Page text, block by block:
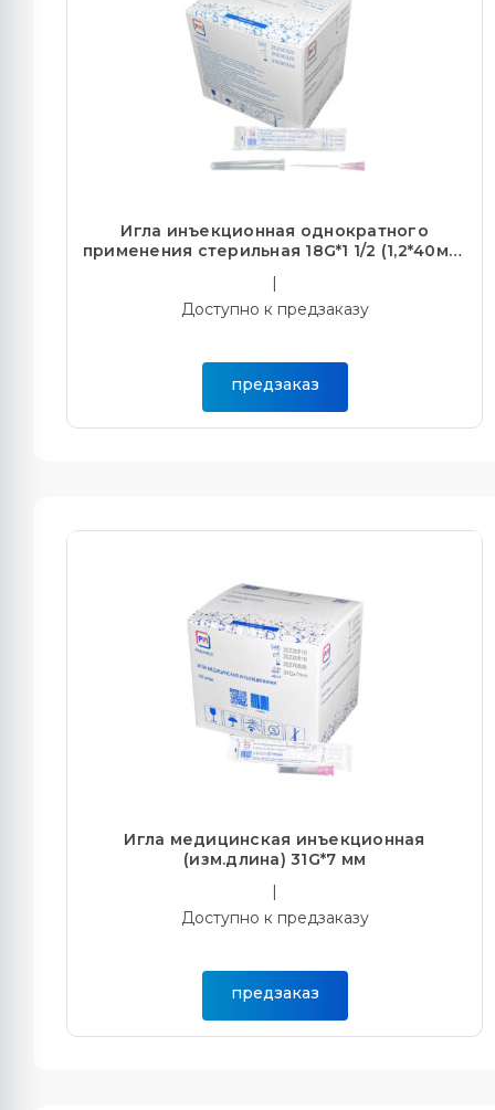
Игла инъекционная однократного
применения стерильная 18G*1 1/2 (1,2*40мм)
|
Доступно к предзаказу
предзаказ
Игла медицинская инъекционная
(изм.длина) 31G*7 мм
|
Доступно к предзаказу
предзаказ